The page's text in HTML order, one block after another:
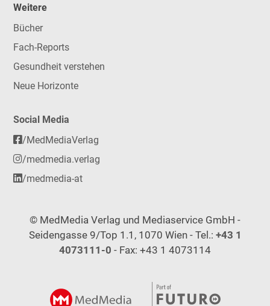
Weitere
Bücher
Fach-Reports
Gesundheit verstehen
Neue Horizonte
Social Media
/MedMediaVerlag
/medmedia.verlag
/medmedia-at
© MedMedia Verlag und Mediaservice GmbH -
Seidengasse 9/Top 1.1, 1070 Wien - Tel.: +43 1
4073111-0 - Fax: +43 1 4073114